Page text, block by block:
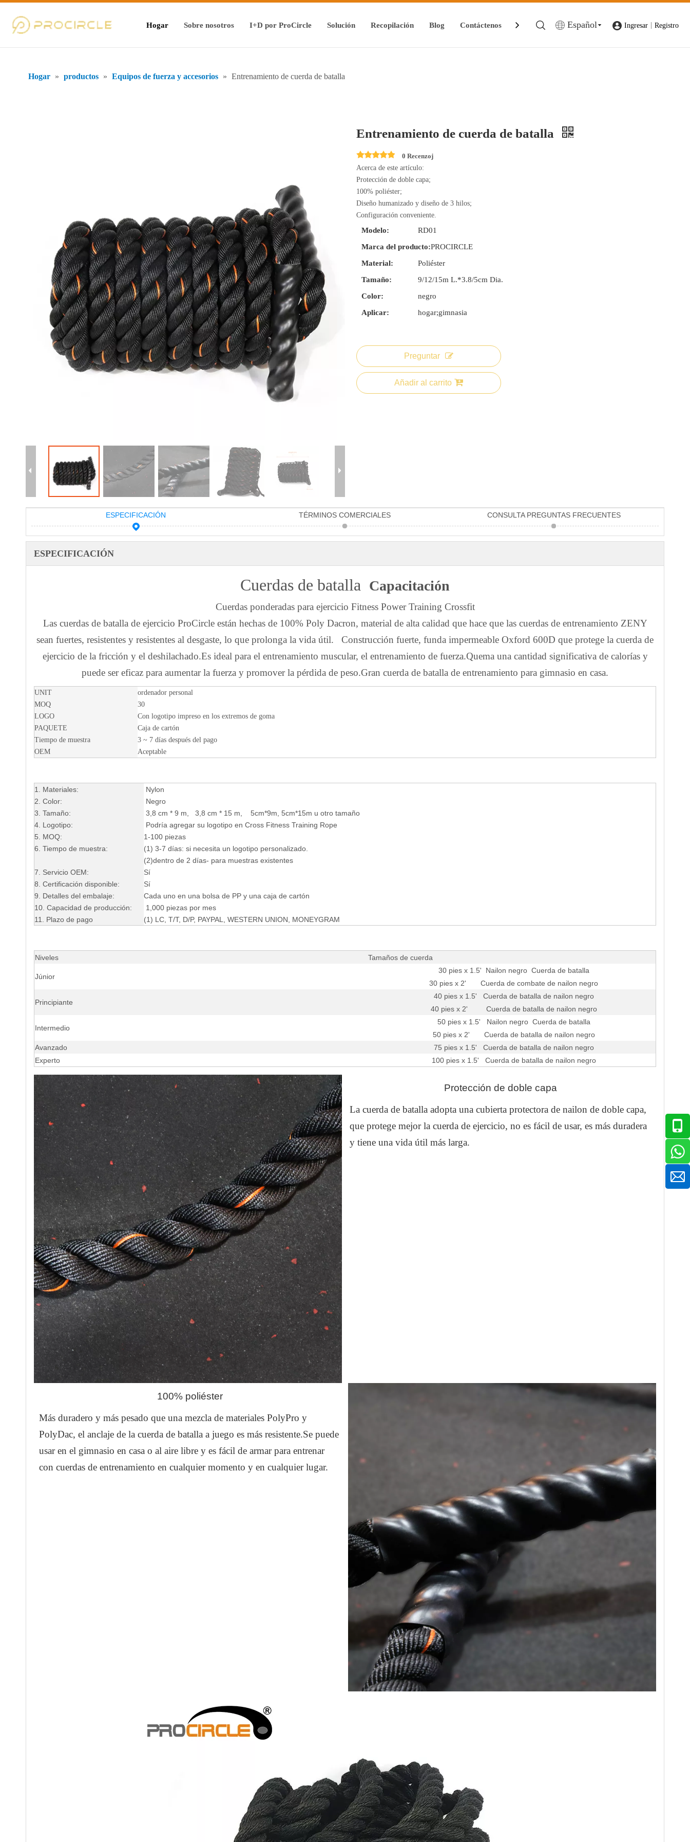
Hogar Sobre nosotros I+D por ProCircle Solución Recopilación Blog Contáctenos Español Ingresar Registro
Hogar » productos » Equipos de fuerza y ​​accesorios » Entrenamiento de cuerda de batalla
Entrenamiento de cuerda de batalla
0 Recenzoj
Acerca de este artículo:
Protección de doble capa;
100% poliéster;
Diseño humanizado y diseño de 3 hilos;
Configuración conveniente.
Modelo:
RD01
Marca del producto:PROCIRCLE
Material:
Poliéster
Tamaño:
9/12/15m L.*3.8/5cm Dia.
Color:
negro
Aplicar:
hogar;gimnasia
Preguntar
Añadir al carrito
ESPECIFICACIÓN TÉRMINOS COMERCIALES CONSULTA PREGUNTAS FRECUENTES
ESPECIFICACIÓN
Cuerdas de batalla Capacitación
Cuerdas ponderadas para ejercicio Fitness Power Training Crossfit
Las cuerdas de batalla de ejercicio ProCircle están hechas de 100% Poly Dacron, material de alta calidad que hace que las cuerdas de entrenamiento ZENY
sean fuertes, resistentes y resistentes al desgaste, lo que prolonga la vida útil. Construcción fuerte, funda impermeable Oxford 600D que protege la cuerda de
ejercicio de la fricción y el deshilachado.Es ideal para el entrenamiento muscular, el entrenamiento de fuerza.Quema una cantidad significativa de calorías y
puede ser eficaz para aumentar la fuerza y ​​promover la pérdida de peso.Gran cuerda de batalla de entrenamiento para gimnasio en casa.
UNIT
ordenador personal
MOQ
30
LOGO
Con logotipo impreso en los extremos de goma
PAQUETE
Caja de cartón
Tiempo de muestra
3 ~ 7 días después del pago
OEM
Aceptable
1. Materiales:
Nylon
2. Color:
Negro
3. Tamaño:
3,8 cm * 9 m, 3,8 cm * 15 m, 5cm*9m, 5cm*15m u otro tamaño
4. Logotipo:
Podría agregar su logotipo en Cross Fitness Training Rope
5. MOQ:
1-100 piezas
6. Tiempo de muestra:
(1) 3-7 días: si necesita un logotipo personalizado.
(2)dentro de 2 días- para muestras existentes
7. Servicio OEM:
Sí
8. Certificación disponible:
Sí
9. Detalles del embalaje:
Cada uno en una bolsa de PP y una caja de cartón
10. Capacidad de producción:
1,000 piezas por mes
11. Plazo de pago
(1) LC, T/T, D/P, PAYPAL, WESTERN UNION, MONEYGRAM
Niveles Tamaños de cuerda
Júnior
30 pies x 1.5' Nailon negro Cuerda de batalla
30 pies x 2' Cuerda de combate de nailon negro
Principiante
40 pies x 1.5' Cuerda de batalla de nailon negro
40 pies x 2' Cuerda de batalla de nailon negro
Intermedio
50 pies x 1.5' Nailon negro Cuerda de batalla
50 pies x 2' Cuerda de batalla de nailon negro
Avanzado
75 pies x 1.5' Cuerda de batalla de nailon negro
Experto
100 pies x 1.5' Cuerda de batalla de nailon negro
Protección de doble capa
La cuerda de batalla adopta una cubierta protectora de nailon de doble capa,
que protege mejor la cuerda de ejercicio, no es fácil de usar, es más duradera
y tiene una vida útil más larga.
100% poliéster
Más duradero y más pesado que una mezcla de materiales PolyPro y
PolyDac, el anclaje de la cuerda de batalla a juego es más resistente.Se puede
usar en el gimnasio en casa o al aire libre y es fácil de armar para entrenar
con cuerdas de entrenamiento en cualquier momento y en cualquier lugar.